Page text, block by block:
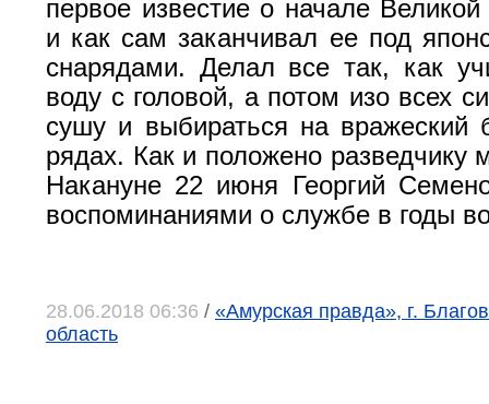
первое известие о начале
и как сам заканчивал ее под
снарядами. Делал все так, как
воду с головой, а потом изо всех
сушу и выбираться на вражеский
рядах. Как и положено разведчику
Накануне 22 июня Георгий
воспоминаниями о службе в годы
28.06.2018 06:36 / «Амурская правда», г.
область